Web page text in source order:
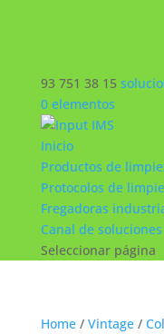
93 751 38 15
0 elementos
Inicio
Productos de
Protocolos de
Fregadoras
Canal de
Seleccionar página
Home/ Vintage/